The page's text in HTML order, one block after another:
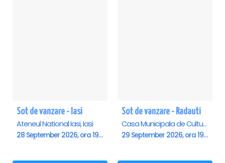
Sot de vanzare - Iasi
Ateneul National Iasi, Iasi
28 September 2026, ora 19:00
Sot de vanzare - Radauti
Casa Municipala de Cultura, Radauti
29 September 2026, ora 19:00